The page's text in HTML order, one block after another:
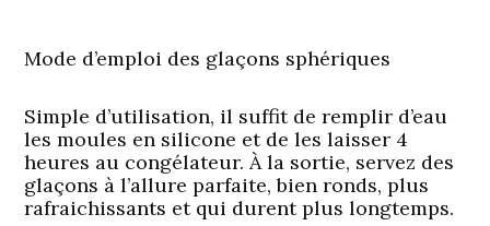
Mode d’emploi des glaçons sphériques
Simple d’utilisation, il suffit de remplir d’eau
les moules en silicone et de les laisser 4
heures au congélateur. À la sortie, servez des
glaçons à l’allure parfaite, bien ronds, plus
rafraichissants et qui durent plus longtemps.